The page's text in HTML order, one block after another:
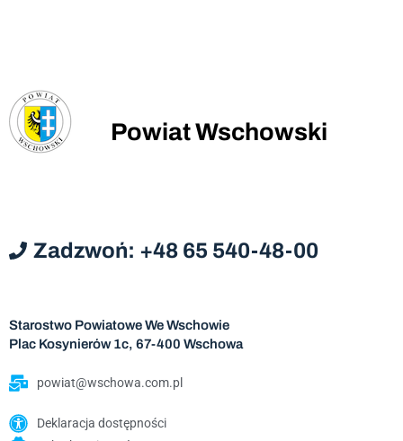
Powiat Wschowski
Zadzwoń: +48 65 540-48-00
Starostwo Powiatowe We Wschowie
Plac Kosynierów 1c, 67-400 Wschowa
powiat@wschowa.com.pl
Deklaracja dostępności